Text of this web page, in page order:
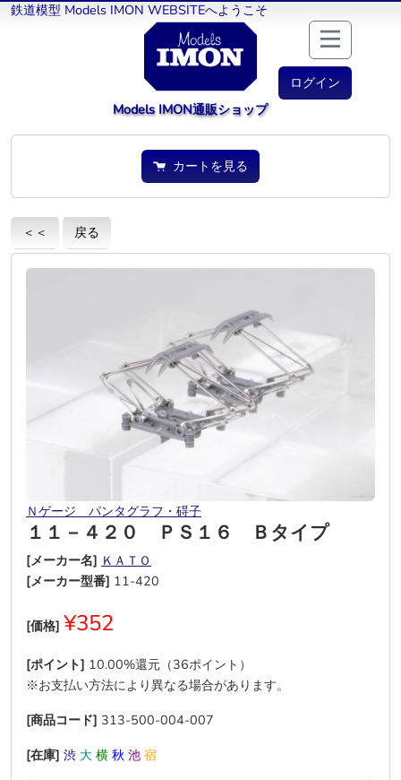
鉄道模型 Models IMON WEBSITEへようこそ
ログイン
Models IMON通販ショップ
カートを見る
＜＜ 戻る
Ｎゲージ パンタグラフ・碍子
１１－４２０ ＰＳ１６ Ｂタイプ
[メーカー名] ＫＡＴＯ
[メーカー型番] 11-420
[価格] ¥352
[ポイント] 10.00%還元（36ポイント）
※お支払い方法により異なる場合があります。
[商品コード] 313-500-004-007
[在庫] 渋 大 横 秋 池 宿